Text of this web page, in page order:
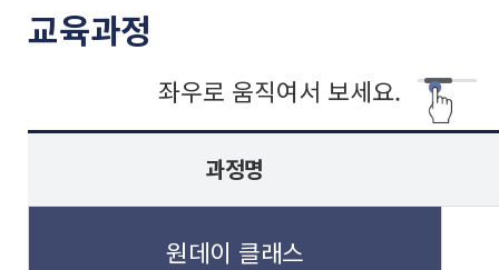
교육과정
좌우로 움직여서 보세요.
과정명
원데이 클래스